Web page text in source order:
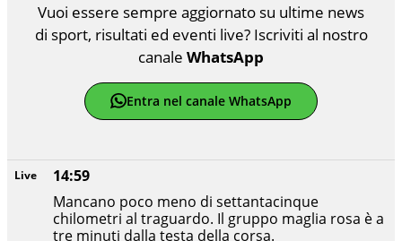
Live
14:59
Mancano poco meno di settantacinque
chilometri al traguardo. Il gruppo maglia rosa è a
tre minuti dalla testa della corsa.
Vuoi essere sempre aggiornato su ultime news
di sport, risultati ed eventi live? Iscriviti al nostro
canale WhatsApp
Entra nel canale WhatsApp